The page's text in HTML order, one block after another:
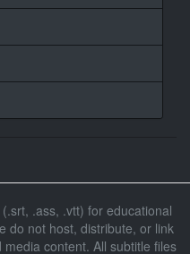
1年前までここは空き
ここに住むことになっ
しかし私は里市さん
said: 広いもんね。.
.ass, .vtt) for educational
do not host, distribute, or link
content. All subtitle files